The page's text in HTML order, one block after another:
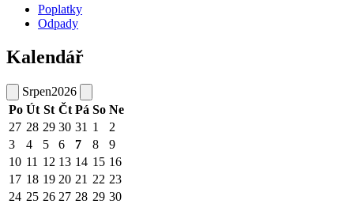
Poplatky
Odpady
Kalendář
Srpen2026
Po Út St Čt Pá So Ne
27 28 29 30 31 1
2
3
4 5 6 7 8
9
10 11 12 13 14 15 16
17 18 19 20 21 22 23
24 25 26 27 28 29 30